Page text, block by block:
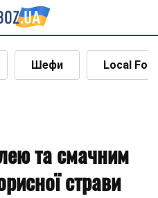
Шефи Local
та смачним
страви